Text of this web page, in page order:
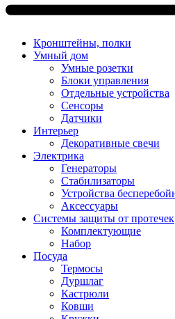
Кронштейны, полки
Умный дом
Умные розетки
Блоки управления
Отдельные устройства
Сенсоры
Датчики
Интерьер
Декоративные свечи
Электрика
Генераторы
Стабилизаторы
Устройства
Аксессуары
Системы защиты от протечек
Комплектующие
Набор
Посуда
Термосы
Дуршлаг
Кастрюли
Ковши